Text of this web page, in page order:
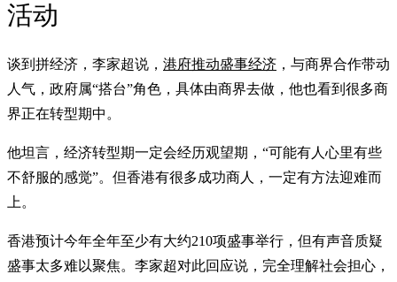
活动
谈到拼经济，李家超说， 港府推动盛事经济 ，与商界合作带动
人气，政府属“搭台”角色，具体由商界去做，他也看到很多商
界正在转型期中。
他坦言，经济转型期一定会经历观望期，“可能有人心里有些
不舒服的感觉”。但香港有很多成功商人，一定有方法迎难而
上。
香港预计今年全年至少有大约210项盛事举行，但有声音质疑
盛事太多难以聚焦。李家超对此回应说，完全理解社会担心，